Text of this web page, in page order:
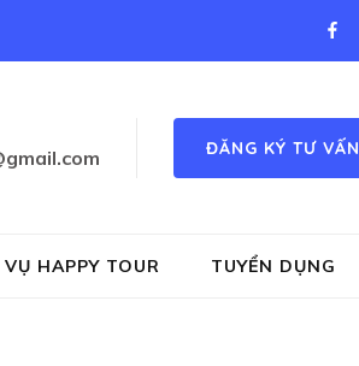
chu dep, piano, co vua…
ĐĂNG KÝ TƯ VẤN
HAPPY TOUR TUYỂN DỤNG